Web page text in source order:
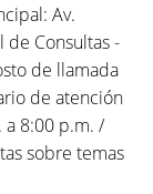
Av.
de Consultas -
de llamada
de atención
a 8:00 p.m. /
sobre temas